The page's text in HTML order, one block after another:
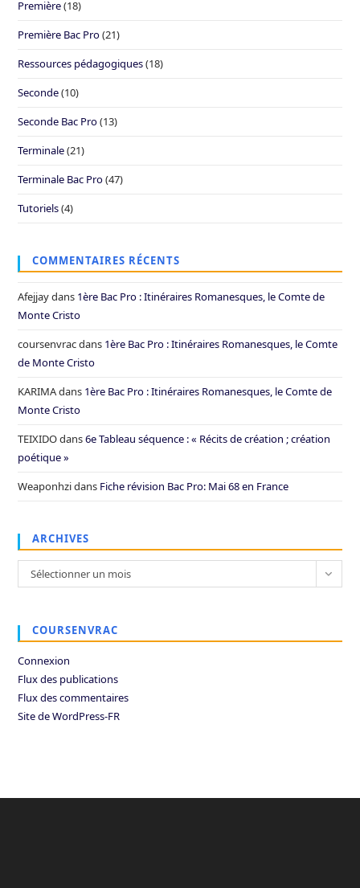
Première(18)
Première Bac Pro(21)
Ressources pédagogiques(18)
Seconde(10)
Seconde Bac Pro(13)
Terminale(21)
Terminale Bac Pro(47)
Tutoriels(4)
COMMENTAIRES RÉCENTS
Afejjaydans 1ère Bac Pro : Itinéraires Romanesques, le Comte de
Monte Cristo
coursenvracdans 1ère Bac Pro : Itinéraires Romanesques, le Comte
de Monte Cristo
KARIMAdans 1ère Bac Pro : Itinéraires Romanesques, le Comte de
Monte Cristo
TEIXIDOdans6e Tableau séquence : « Récits de création ; création
poétique »
Weaponhzidans Fiche révision Bac Pro: Mai 68 en France
ARCHIVES
Archives
Sélectionner un mois
COURSENVRAC
Connexion
Flux des publications
Flux des commentaires
Site de WordPress-FR